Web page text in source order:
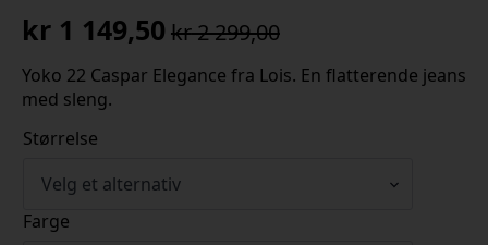
kr2 299,00
Opprinnelig
pris
var:
kr 2
299,00.
kr 1 149,50
Nåværende
pris
er:
kr 1
149,50.
Yoko 22 Caspar Elegance fra Lois. En flatterende jeans
med sleng.
Størrelse
Farge